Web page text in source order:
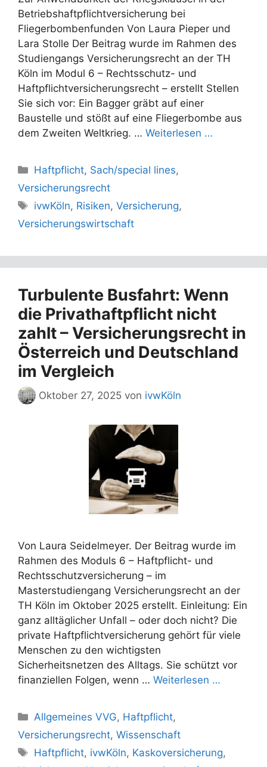
Betriebshaftpflichtversicherung bei
Fliegerbombenfunden Von Laura Pieper und
Lara Stolle Der Beitrag wurde im Rahmen des
Studiengangs Versicherungsrecht an der TH
Köln im Modul 6 – Rechtsschutz- und
Haftpflichtversicherungsrecht – erstellt Stellen
Sie sich vor: Ein Bagger gräbt auf einer
Baustelle und stößt auf eine Fliegerbombe aus
dem Zweiten Weltkrieg. … Weiterlesen …
Kategorien
Haftpflicht, Sach/special lines,
Versicherungsrecht
Schlagwörter
ivwKöln, Risiken,Versicherung,
Versicherungswirtschaft
Turbulente Busfahrt: Wenn
die Privathaftpflicht nicht
zahlt – Versicherungsrecht in
Österreich und Deutschland
im Vergleich
Oktober 27, 2025 von ivwKöln
Von Laura Seidelmeyer. Der Beitrag wurde im
Rahmen des Moduls 6 – Haftpflicht- und
Rechtsschutzversicherung – im
Masterstudiengang Versicherungsrecht an der
TH Köln im Oktober 2025 erstellt. Einleitung: Ein
ganz alltäglicher Unfall – oder doch nicht? Die
private Haftpflichtversicherung gehört für viele
Menschen zu den wichtigsten
Sicherheitsnetzen des Alltags. Sie schützt vor
finanziellen Folgen, wenn … Weiterlesen …
Kategorien
Allgemeines VVG, Haftpflicht,
Versicherungsrecht, Wissenschaft
Schlagwörter
Haftpflicht, ivwKöln, Kaskoversicherung,